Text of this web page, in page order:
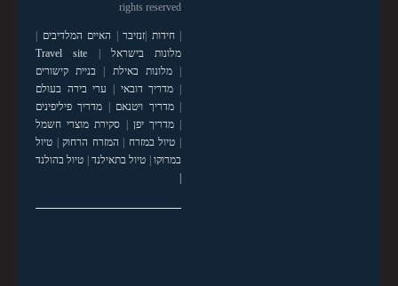
rights reserved
|חידות זנזיבר האיים המלדיבים
מלונות בישראל
Travel site
|מלונות באילת
בניית קישורים
מדריך דובאי
ערי בירה בעולם
|מדריך ויטנאם
מדריך פיליפינים
|מדריך יפן
סקירת מוצרי חשמל
טיול במזרח המזרח הרחוק| טיול
במרוקו| טיול בתאילנד| טיול בהולנד